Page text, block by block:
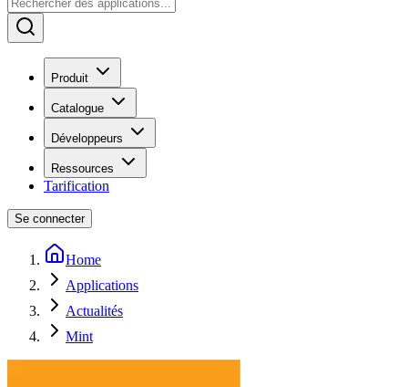
Produit
Catalogue
Développeurs
Ressources
Tarification
Se connecter
Home
Applications
Actualités
Mint